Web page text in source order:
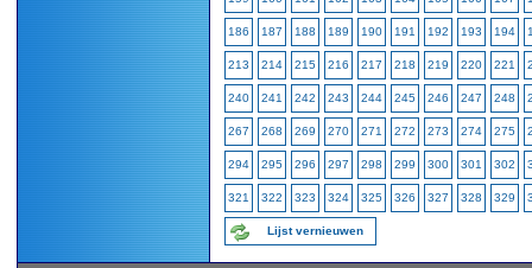
186 187 188 189 190 191 192 193 194
213 214 215 216 217 218 219 220 221
240 241 242 243 244 245 246 247 248
267 268 269 270 271 272 273 274 275
294 295 296 297 298 299 300 301 302
321 322 323 324 325 326 327 328 329
Lijst vernieuwen